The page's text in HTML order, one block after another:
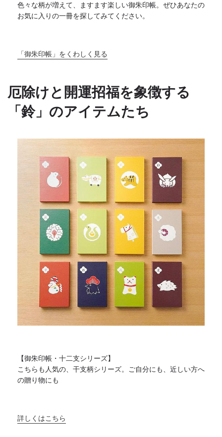
色々な柄が増えて、ますます楽しい御朱印帳。 ぜひあなたの
お気に入りの一冊を探してみてください。
「御朱印帳」をくわしく見る
厄除けと開運招福を象徴する
「鈴」のアイテムたち
【御朱印帳・十二支シリーズ】
こちらも人気の、干支柄シリーズ。ご自分にも、 近しい方へ
の贈り物にも
詳しくはこちら